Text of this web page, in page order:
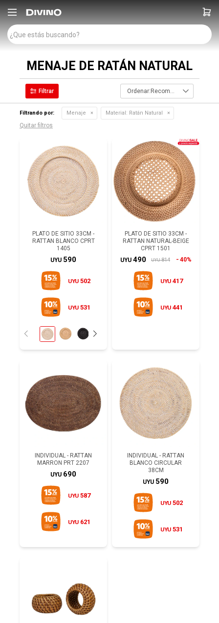

MENAJE DE RATÁN NATURAL
Recomendados
Filtrando por: Menaje Material: Ratán Natural
Quitar filtros
PLATO DE SITIO 33CM -
RATTAN BLANCO CPRT
1405
UYU 590
UYU 502
UYU 531
PLATO DE SITIO 33CM -
RATTAN NATURAL-BEIGE
CPRT 1501
UYU 490 UYU 814 40%
UYU 417
UYU 441
INDIVIDUAL - RATTAN
MARRON PRT 2207
UYU 690
UYU 587
UYU 621
INDIVIDUAL - RATTAN
BLANCO CIRCULAR
38CM
UYU 590
UYU 502
UYU 531